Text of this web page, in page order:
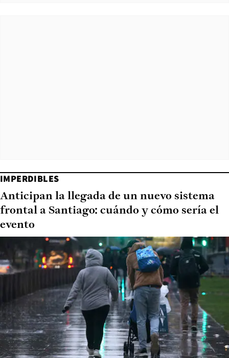
IMPERDIBLES
Anticipan la llegada de un nuevo sistema
frontal a Santiago: cuándo y cómo sería el
evento